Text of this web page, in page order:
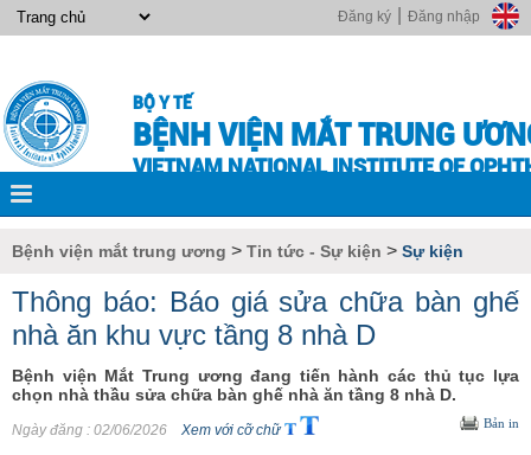
Đăng nhập
Đăng ký
BỘ Y TẾ
BỆNH VIỆN MẮT TRUNG
VIETNAM NATIONAL INSTITUTE OF
Bệnh viện mắt trung ương > Tin tức - Sự kiện > Sự kiện
Thông báo: Báo giá sửa chữa bàn ghế
nhà ăn khu vực tầng 8 nhà D
Bệnh viện Mắt Trung ương đang tiến hành các thủ tục lựa
chọn nhà thầu sửa chữa bàn ghế nhà ăn tầng 8 nhà D.
Ngày đăng : 02/06/2026 Xem với cỡ chữ Bản in